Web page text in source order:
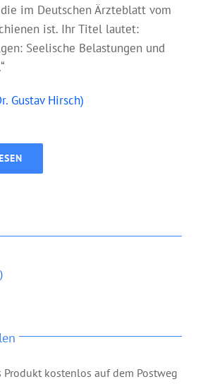
im Deutschen Ärzteblatt vom
ist. Ihr Titel lautet:
Seelische Belastungen und
Gustav Hirsch)
Produkt kostenlos auf dem Postweg